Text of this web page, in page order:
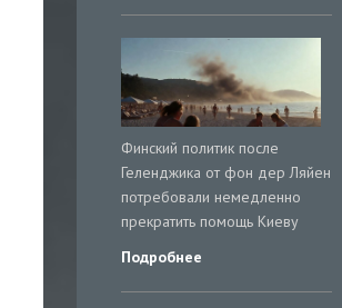
Финский политик после
Геленджика от фон дер Ляйен
потребовали немедленно
прекратить помощь Киеву
Подробнее